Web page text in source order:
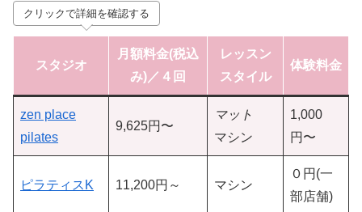
クリックで詳細を確認する
スタジオ
月額料金(税込
み)／４回
レッスン
スタイル
体験料金
zen place
pilates
9,625円〜
マット
マシン
1,000
円〜
ピラティスK 11,200円～ マシン
０円(一
部店舗)